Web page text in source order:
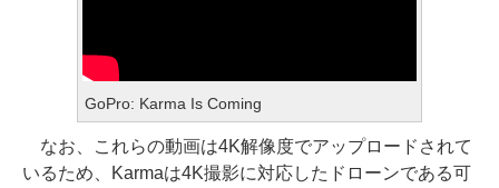
GoPro: Karma Is Coming
なお、これらの動画は4K解像度でアップロードされて
いるため、Karmaは4K撮影に対応したドローンである可